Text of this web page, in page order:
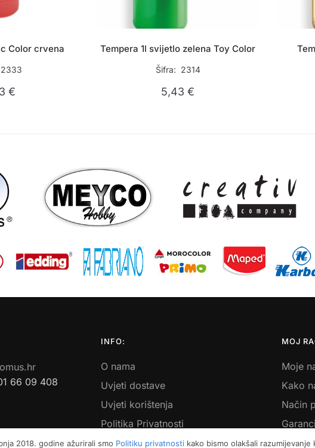
Color crvena
€
Tempera 1l svijetlo zelena Toy Color
Šifra: 2314
5,43€
66 09 408
INFO:
O nama
Uvjeti dostave
Uvjeti korištenja
Politika Privatnosti
Povrati i reklamacije
MOJ
Moje
Kako
Način
2018. godine ažurirali smo Politiku privatnostikako bismo olakšali razumijevanje